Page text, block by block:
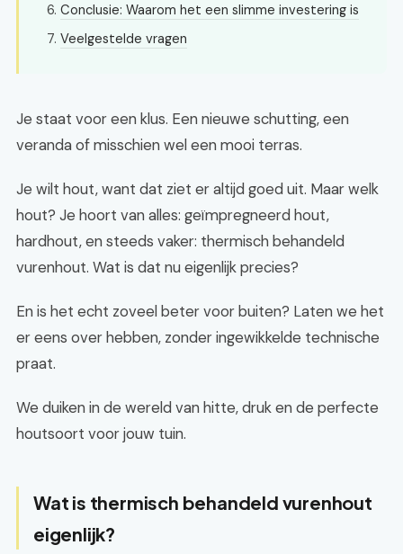
Conclusie: Waarom het een slimme investering is
Veelgestelde vragen
Je staat voor een klus. Een nieuwe schutting, een
veranda of misschien wel een mooi terras.
Je wilt hout, want dat ziet er altijd goed uit. Maar welk
hout? Je hoort van alles: geïmpregneerd hout,
hardhout, en steeds vaker: thermisch behandeld
vurenhout. Wat is dat nu eigenlijk precies?
En is het echt zoveel beter voor buiten? Laten we het
er eens over hebben, zonder ingewikkelde technische
praat.
We duiken in de wereld van hitte, druk en de perfecte
houtsoort voor jouw tuin.
Wat is thermisch behandeld vurenhout
eigenlijk?